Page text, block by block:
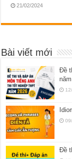
21/02/2024
Bài viết mới
Đề
Đề